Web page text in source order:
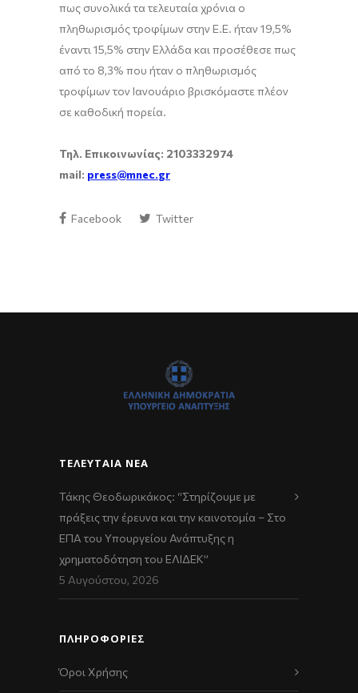
πως συνολικά τα τελευταία χρόνια ο
πληθωρισμός τροφίμων στην Ε.Ε. ήταν 19,5%
έναντι 15,5% στην Ελλάδα και προσέθεσε πως
από το 8,3% που ήταν ο πληθωρισμός
τροφίμων τον Ιανουάριο βρισκόμαστε πλέον
σε καθοδική πορεία.
Τηλ. Επικοινωνίας: 2103332974
mail: press@mnec.gr
Facebook Twitter
ΤΕΛΕΥΤΑΊΑ ΝΈΑ
Τάκης Θεοδωρικάκος: “Στηρίζουμε με
πράξεις την έρευνα και την καινοτομία – Στο
ΕΠΑ του Υπουργείου Ανάπτυξης η
χρηματοδότηση του ΕΛΙΔΕΚ”
5 Αυγούστου, 2026
ΠΛΗΡΟΦΟΡΙΕΣ
Όροι Χρήσης